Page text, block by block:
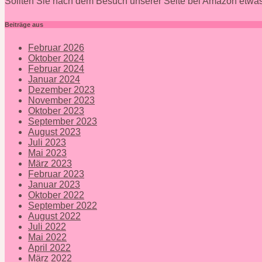
Beiträge aus
Februar 2026
Oktober 2024
Februar 2024
Januar 2024
Dezember 2023
November 2023
Oktober 2023
September 2023
August 2023
Juli 2023
Mai 2023
März 2023
Februar 2023
Januar 2023
Oktober 2022
September 2022
August 2022
Juli 2022
Mai 2022
April 2022
März 2022